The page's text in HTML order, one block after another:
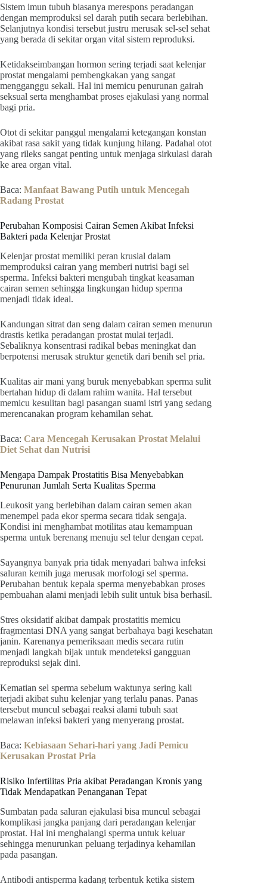
Sistem imun tubuh biasanya merespons peradangan
dengan memproduksi sel darah putih secara berlebihan.
Selanjutnya kondisi tersebut justru merusak sel-sel sehat
yang berada di sekitar organ vital sistem reproduksi.
Ketidakseimbangan hormon sering terjadi saat kelenjar
prostat mengalami pembengkakan yang sangat
mengganggu sekali. Hal ini memicu penurunan gairah
seksual serta menghambat proses ejakulasi yang normal
bagi pria.
Otot di sekitar panggul mengalami ketegangan konstan
akibat rasa sakit yang tidak kunjung hilang. Padahal otot
yang rileks sangat penting untuk menjaga sirkulasi darah
ke area organ vital.
Baca: Manfaat Bawang Putih untuk Mencegah
Radang Prostat
Perubahan Komposisi Cairan Semen Akibat Infeksi
Bakteri pada Kelenjar Prostat
Kelenjar prostat memiliki peran krusial dalam
memproduksi cairan yang memberi nutrisi bagi sel
sperma. Infeksi bakteri mengubah tingkat keasaman
cairan semen sehingga lingkungan hidup sperma
menjadi tidak ideal.
Kandungan sitrat dan seng dalam cairan semen menurun
drastis ketika peradangan prostat mulai terjadi.
Sebaliknya konsentrasi radikal bebas meningkat dan
berpotensi merusak struktur genetik dari benih sel pria.
Kualitas air mani yang buruk menyebabkan sperma sulit
bertahan hidup di dalam rahim wanita. Hal tersebut
memicu kesulitan bagi pasangan suami istri yang sedang
merencanakan program kehamilan sehat.
Baca: Cara Mencegah Kerusakan Prostat Melalui
Diet Sehat dan Nutrisi
Mengapa Dampak Prostatitis Bisa Menyebabkan
Penurunan Jumlah Serta Kualitas Sperma
Leukosit yang berlebihan dalam cairan semen akan
menempel pada ekor sperma secara tidak sengaja.
Kondisi ini menghambat motilitas atau kemampuan
sperma untuk berenang menuju sel telur dengan cepat.
Sayangnya banyak pria tidak menyadari bahwa infeksi
saluran kemih juga merusak morfologi sel sperma.
Perubahan bentuk kepala sperma menyebabkan proses
pembuahan alami menjadi lebih sulit untuk bisa berhasil.
Stres oksidatif akibat dampak prostatitis memicu
fragmentasi DNA yang sangat berbahaya bagi kesehatan
janin. Karenanya pemeriksaan medis secara rutin
menjadi langkah bijak untuk mendeteksi gangguan
reproduksi sejak dini.
Kematian sel sperma sebelum waktunya sering kali
terjadi akibat suhu kelenjar yang terlalu panas. Panas
tersebut muncul sebagai reaksi alami tubuh saat
melawan infeksi bakteri yang menyerang prostat.
Baca: Kebiasaan Sehari-hari yang Jadi Pemicu
Kerusakan Prostat Pria
Risiko Infertilitas Pria akibat Peradangan Kronis yang
Tidak Mendapatkan Penanganan Tepat
Sumbatan pada saluran ejakulasi bisa muncul sebagai
komplikasi jangka panjang dari peradangan kelenjar
prostat. Hal ini menghalangi sperma untuk keluar
sehingga menurunkan peluang terjadinya kehamilan
pada pasangan.
Antibodi antisperma kadang terbentuk ketika sistem